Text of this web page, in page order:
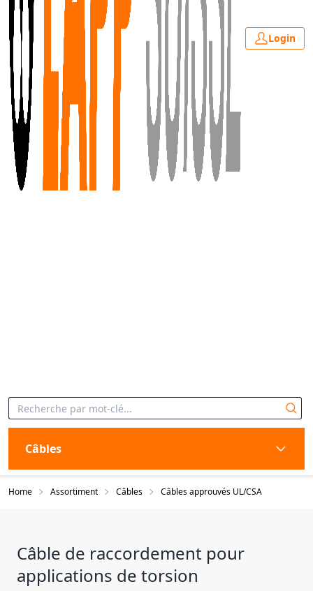
Login
Câbles
Home Assortiment Câbles Câbles approuvés UL/CSA
Câble de raccordement pour
applications de torsion